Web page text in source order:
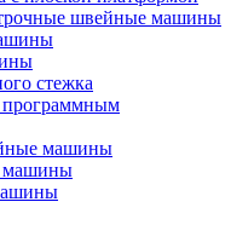
швейные машины
стежка
машины
машины